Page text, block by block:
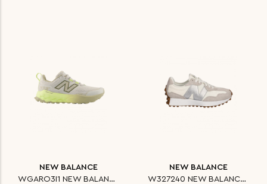
NEW BALANCE
WGARO3I1 NEW BALANCE ΠΑΠΟΥΤΣΙ
NEW BALANCE
W327240 NEW BALANCE ΠΑΠΟΥΤΣΙ C